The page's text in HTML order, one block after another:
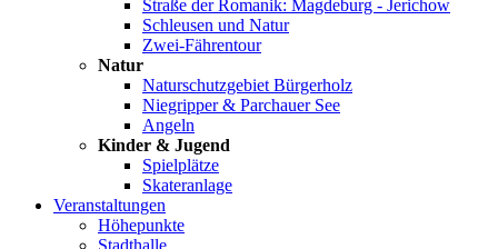
Straße der Romanik: Magdeburg - Jerichow
Schleusen und Natur
Zwei-Fährentour
Natur
Naturschutzgebiet Bürgerholz
Niegripper & Parchauer See
Angeln
Kinder & Jugend
Spielplätze
Skateranlage
Veranstaltungen
Höhepunkte
Stadthalle